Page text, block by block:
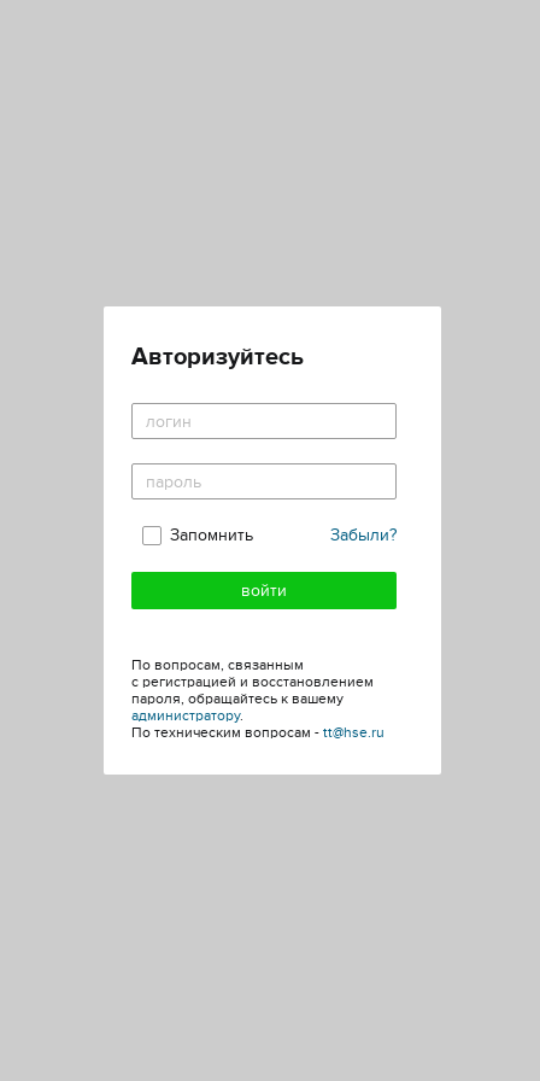
Авторизуйтесь
Забыли?
Запомнить
По вопросам, связанным
с регистрацией и восстановлением
пароля, обращайтесь к вашему
администратору.
По техническим вопросам - tt@hse.ru